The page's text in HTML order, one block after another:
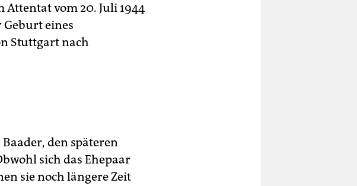
vom 20. Juli 1944
eines
Stuttgart nach
den späteren
sich das Ehepaar
sie noch längere Zeit